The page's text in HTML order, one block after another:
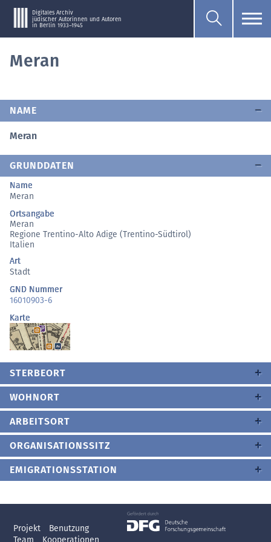
Digitales Archiv
jüdischer Autorinnen und Autoren
in Berlin 1933–1945
Meran
NAME
Meran
GRUNDDATEN
Name
Meran
Ortsangabe
Meran
Regione Trentino-Alto Adige (Trentino-Südtirol)
Italien
Art
Stadt
GND Nummer
16010903-6
Karte
STERBEORT
WOHNORT
ARBEITSORT
ORGANISATIONSSITZ
EMIGRATIONSSTATION
Projekt
Benutzung
Team
Kooperationen